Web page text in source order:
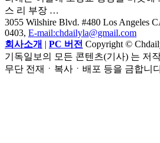
스 리 부장 …
3055 Wilshire Blvd. #480 Los Angeles
0403, E-mail:chdailyla@gmail.com
회사소개 | PC 버전 Copyright ©
기독일보의 모든 콘텐츠(기사) 는 저
무단 전재ㆍ복사ㆍ배포 등을 금합니